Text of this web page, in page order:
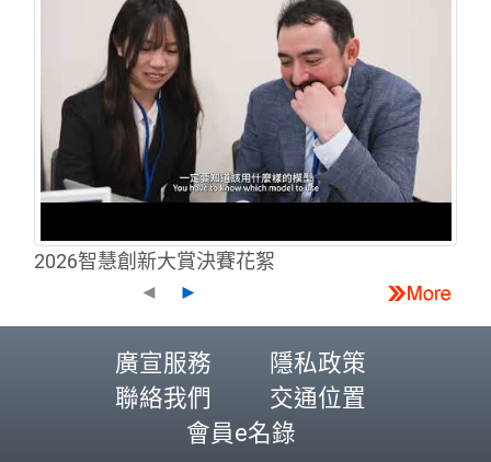
2026智慧創新大賞決賽花絮
◄
►
廣宣服務
隱私政策
聯絡我們
交通位置
會員e名錄